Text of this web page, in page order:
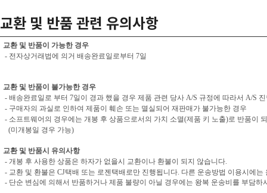
교환 및 반품 관련 유의사항
교환 및 반품이 가능한 경우
- 전자상거래법에 의거 배송완료일로부터 7일
교환 및 반품이 불가능한 경우
- 배송완료일로 부터 7일이 경과 했을 경우 제품 관련 당사 A/S 규정에 따라서 A/S
- 구매자의 과실로 인하여 제품이 훼손 또는 멸실되어 재판매가 불가능한 경우
- 소프트웨어의 경우에는 개봉 후 상품으로서의 가치 소멸(제품 키 노출)로 반품이
(미개봉일 경우 가능)
교환 및 반품시 유의사항
- 개봉 후 사용한 상품은 하자가 없을시 교환이나 환불이 되지 않습니다.
- 교환 및 환불은 CJ택배 또는 로젠택배로만 진행됩니다. 다른 운송방법 이용시에
- 단순 변심에 의해서 반품하거나 제품 불량이 아닐 경우에는 왕복 운송비를 부담하